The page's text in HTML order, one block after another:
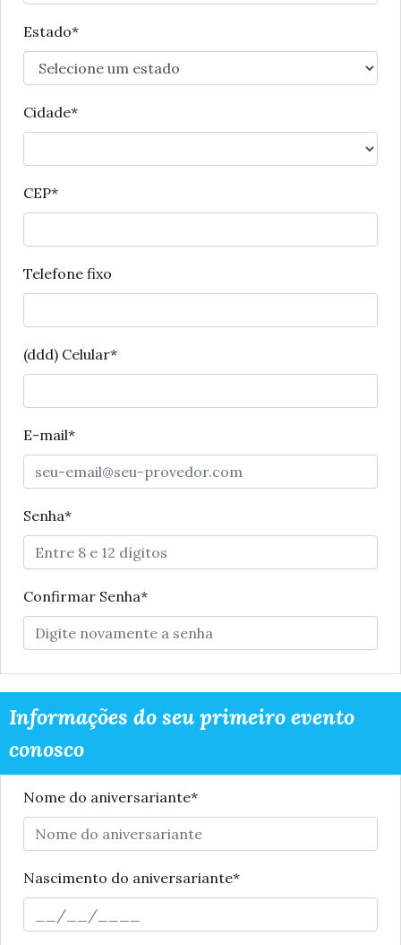
Estado*
Cidade*
CEP*
Telefone fixo
(ddd) Celular*
E-mail*
Senha*
Confirmar Senha*
Informações do seu primeiro evento
conosco
Nome do aniversariante*
Nascimento do aniversariante*